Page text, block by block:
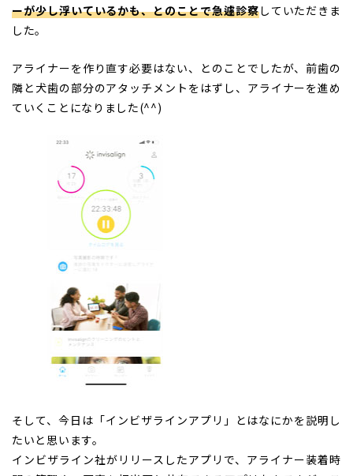
ーが少し浮いているかも、とのことで急遽診察していただきま
した。
アライナーを作り直す必要はない、とのことでしたが、前歯の
隣と犬歯の部分のアタッチメントをはずし、アライナーを進め
ていくことになりました(^^)
そして、今日は「インビザラインアプリ」とはなにかを説明し
たいと思います。
インビザライン社がリリースしたアプリで、アライナー装着時